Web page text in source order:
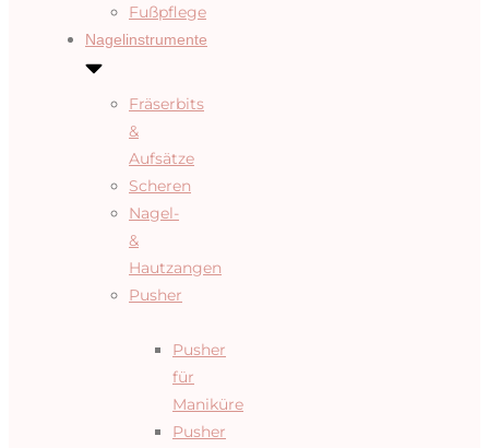
Fußpflege
Nagelinstrumente
Fräserbits
&
Aufsätze
Scheren
Nagel-
&
Hautzangen
Pusher
Pusher
für
Maniküre
Pusher